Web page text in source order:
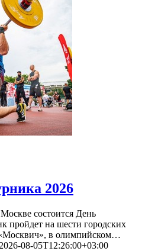
2026
состоится День
пройдет на шести городских
в олимпийском…
2026-08-05T12:26:00+03:00